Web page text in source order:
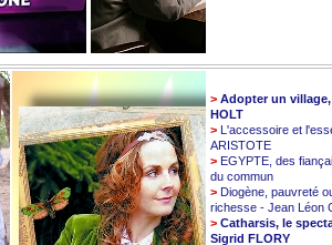
> Adopter un
HOLT
> L'accessoire et
ARISTOTE
> EGYPTE, des
du commun
> Diogène, pauvreté
richesse - Jean Léon
> Catharsis, le
Sigrid FLORY